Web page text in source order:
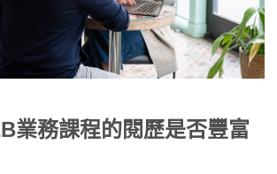
業務課程的閱歷是否豐富